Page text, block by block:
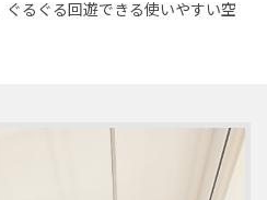
るぐる回遊できる使いやすい空